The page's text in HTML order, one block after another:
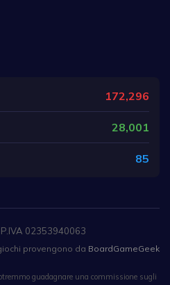
172,296
28,001
85
02353940063
provengono da BoardGameGeek
guadagnare una commissione sugli